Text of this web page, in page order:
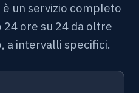
un servizio completo
ore su 24 da oltre
a intervalli specifici.